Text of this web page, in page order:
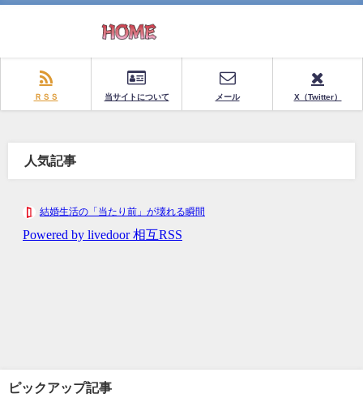
ＲＳＳ 当サイトについて メール X（Twitter）
人気記事
ピックアップ記事